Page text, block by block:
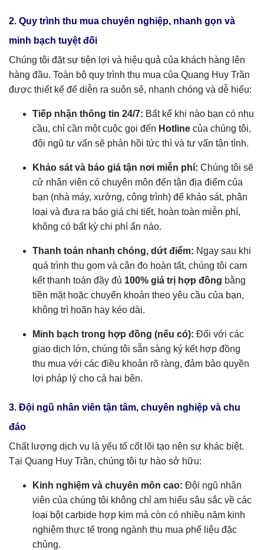
2. Quy trình thu mua chuyên nghiệp, nhanh gọn và
minh bạch tuyệt đối
Chúng tôi đặt sự tiện lợi và hiệu quả của khách hàng lên
hàng đầu. Toàn bộ quy trình thu mua của Quang Huy Trần
được thiết kế để diễn ra suôn sẻ, nhanh chóng và dễ hiểu:
Tiếp nhận thông tin 24/7: Bất kể khi nào bạn có nhu
cầu, chỉ cần một cuộc gọi đến Hotline của chúng tôi,
đội ngũ tư vấn sẽ phản hồi tức thì và tư vấn tận tình.
Khảo sát và báo giá tận nơi miễn phí: Chúng tôi sẽ
cử nhân viên có chuyên môn đến tận địa điểm của
bạn (nhà máy, xưởng, công trình) để khảo sát, phân
loại và đưa ra báo giá chi tiết, hoàn toàn miễn phí,
không có bất kỳ chi phí ẩn nào.
Thanh toán nhanh chóng, dứt điểm: Ngay sau khi
quá trình thu gom và cân đo hoàn tất, chúng tôi cam
kết thanh toán đầy đủ 100% giá trị hợp đồng bằng
tiền mặt hoặc chuyển khoản theo yêu cầu của bạn,
không trì hoãn hay kéo dài.
Minh bạch trong hợp đồng (nếu có): Đối với các
giao dịch lớn, chúng tôi sẵn sàng ký kết hợp đồng
thu mua với các điều khoản rõ ràng, đảm bảo quyền
lợi pháp lý cho cả hai bên.
3. Đội ngũ nhân viên tận tâm, chuyên nghiệp và chu
đáo
Chất lượng dịch vụ là yếu tố cốt lõi tạo nên sự khác biệt.
Tại Quang Huy Trần, chúng tôi tự hào sở hữu:
Kinh nghiệm và chuyên môn cao: Đội ngũ nhân
viên của chúng tôi không chỉ am hiểu sâu sắc về các
loại bột carbide hợp kim mà còn có nhiều năm kinh
nghiệm thực tế trong ngành thu mua phế liệu đặc
chủng.